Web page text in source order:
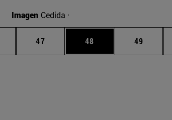
Imagen Cedida ·
Páginas intermedias Use TAB para desplazarse.
Página
47 Página
48 Página
49